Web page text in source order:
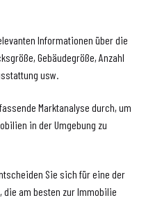
Informationen über die
Gebäudegröße, Anzahl
usw.
Marktanalyse durch, um
in der Umgebung zu
Sie sich für eine der
die am besten zur Immobilie